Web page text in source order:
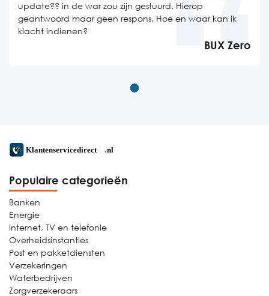
update?? in de war zou zijn gestuurd. Hierop
geantwoord maar geen respons. Hoe en waar kan ik
klacht indienen?
BUX Zero
Populaire categorieën
Banken
Energie
Internet, TV en telefonie
Overheidsinstanties
Post en pakketdiensten
Verzekeringen
Waterbedrijven
Zorgverzekeraars